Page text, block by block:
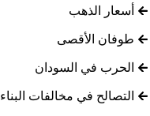
أسعار الذهب
طوفان الأقصى
الحرب في السودان
التصالح في مخالفات البناء